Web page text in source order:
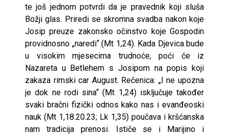
te još jednom potvrdi da je pravednik koji sluša
Božji glas. Priredi se skromna svadba nakon koje
Josip preuze zakonsko očinstvo koje Gospodin
providnosno „naredi“ (Mt 1,24). Kada Djevica bude
u visokim mjesecima trudnoće, poći će iz
Nazareta u Betlehem s Josipom na popis koji
zakaza rimski car August. Rečenica: „I ne upozna
je dok ne rodi sina“ (Mt 1,24) isključuje također
svaki bračni fizički odnos kako nas i evanđeoski
nauk (Mt 1,18.20.23; Lk 1,35) poučava i kršćanska
nam tradicija prenosi. Ističe se i Marijino i